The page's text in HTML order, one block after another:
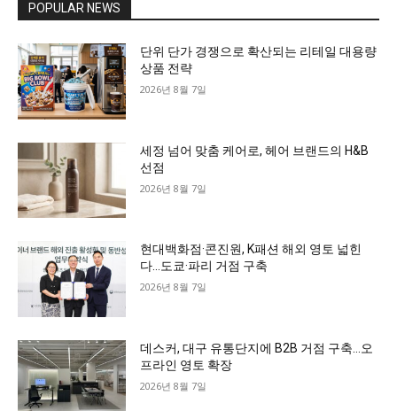
POPULAR NEWS
단위 단가 경쟁으로 확산되는 리테일 대용량
상품 전략
2026년 8월 7일
세정 넘어 맞춤 케어로, 헤어 브랜드의 H&B
선점
2026년 8월 7일
현대백화점·콘진원, K패션 해외 영토 넓힌
다…도쿄·파리 거점 구축
2026년 8월 7일
데스커, 대구 유통단지에 B2B 거점 구축…오
프라인 영토 확장
2026년 8월 7일